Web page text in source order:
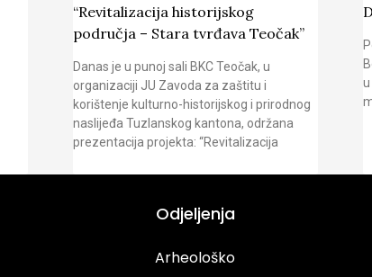
“Revitalizacija historijskog
područja – Stara tvrđava Teočak”
Danas je u punoj sali BKC Teočak, u
organizaciji JU Zavoda za zaštitu i
korištenje kulturno-historijskog i prirodnog
naslijeđa Tuzlanskog kantona, održana
prezentacija projekta: “Revitalizacija
Odjeljenja
Arheološko